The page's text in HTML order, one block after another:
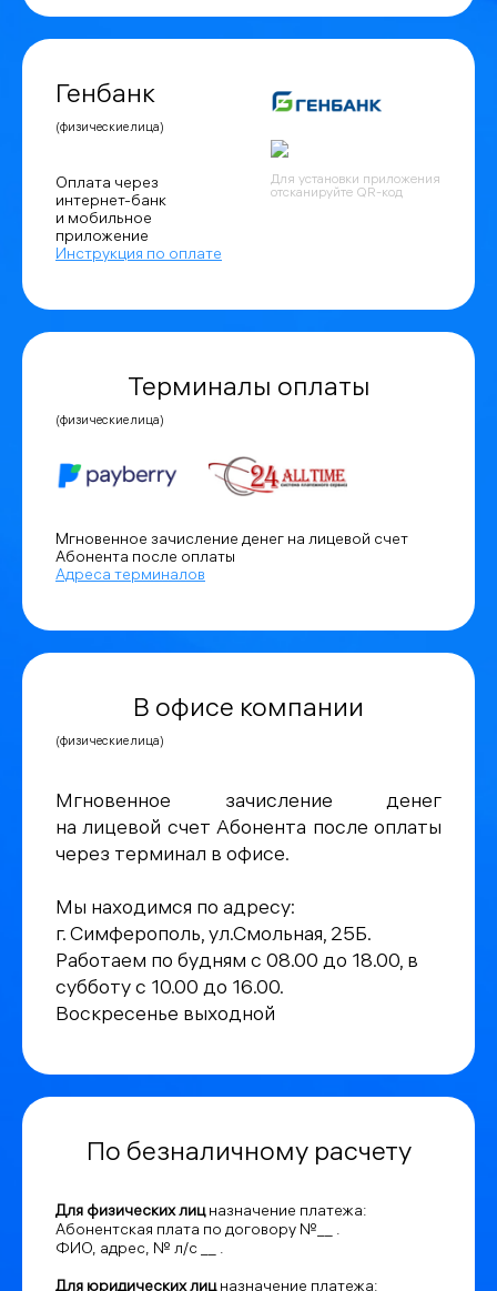
Генбанк
(физические лица)
Оплата через
интернет-банк
и мобильное
приложение
Инструкция по оплате
Для установки приложения
отсканируйте QR-код
Терминалы оплаты
(физические лица)
Мгновенное зачисление денег на лицевой счет
Абонента после оплаты
Адреса терминалов
В офисе компании
(физические лица)
Мгновенное зачисление денег
на лицевой счет Абонента после оплаты
через терминал в офисе.
Мы находимся по адресу:
г. Симферополь, ул.Смольная, 25Б.
Работаем по будням с 08.00 до 18.00, в
субботу с 10.00 до 16.00.
Воскресенье выходной
По безналичному расчету
Для физических лицназначение платежа:
Абонентская плата по договору №__ .
ФИО, адрес, № л/с __ .